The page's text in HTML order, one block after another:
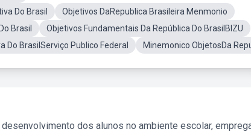
Do Brasil
Objetivos DaRepublica Brasileira Menmonio
Brasil
Objetivos Fundamentais Da República Do BrasilBIZU
Do BrasilServiço Publico Federal Minemonico ObjetosDa
dos alunos no ambiente escolar,